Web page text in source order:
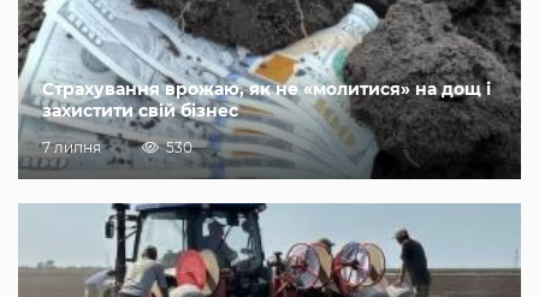
Страхування врожаю, як не «молитися» на дощ і
захистити свій бізнес
7 липня 530